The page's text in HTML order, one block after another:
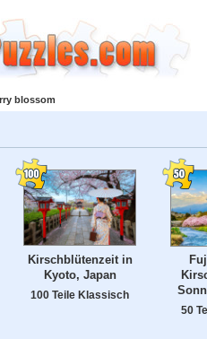
blossom
Kirschblütenzeit in
Kyoto, Japan
100 Teile Klassisch
50